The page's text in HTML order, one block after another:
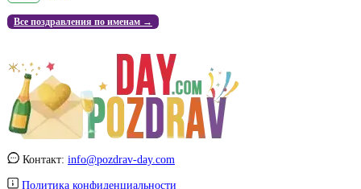
Все поздравления по именам →
Контакт: info@pozdrav-day.com
Политика конфиденциальности